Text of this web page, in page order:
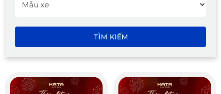
TÌM KIẾM